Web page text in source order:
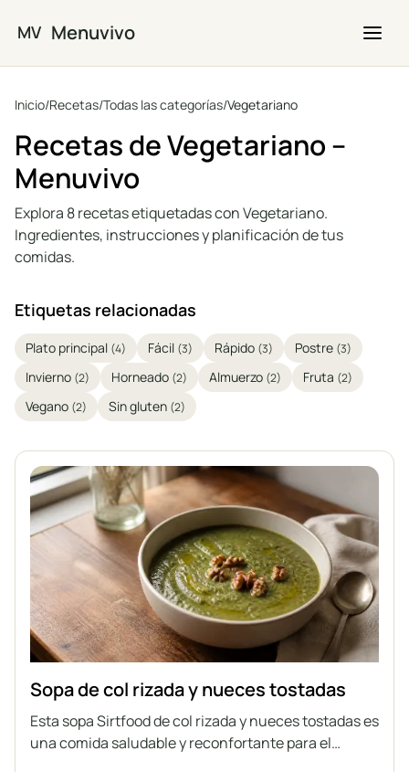
MV Menuvivo
Inicio/Recetas/Todas las categorías/Vegetariano
Recetas de Vegetariano –
Menuvivo
Explora 8 recetas etiquetadas con Vegetariano.
Ingredientes, instrucciones y planificación de tus
comidas.
Etiquetas relacionadas
Plato principal (4) Fácil (3) Rápido (3) Postre (3)
Invierno (2) Horneado (2) Almuerzo (2) Fruta (2)
Vegano (2) Sin gluten (2)
Sopa de col rizada y nueces tostadas
Esta sopa Sirtfood de col rizada y nueces tostadas es
una comida saludable y reconfortante para el